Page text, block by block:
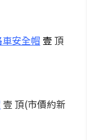
車安全帽 壹 頂
壹 頂(市價約新